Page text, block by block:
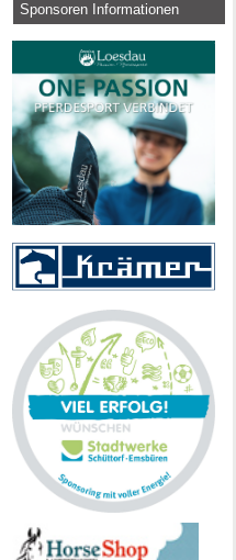
Sponsoren Informationen